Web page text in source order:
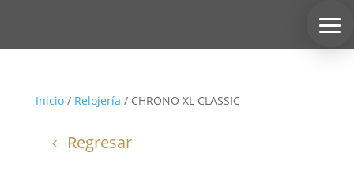
Inicio/ Relojería / CHRONO XL CLASSIC
Regresar